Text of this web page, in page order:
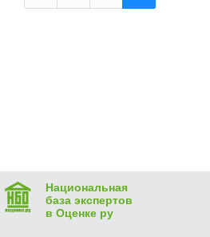
Национальная
база экспертов
в Оценке ру